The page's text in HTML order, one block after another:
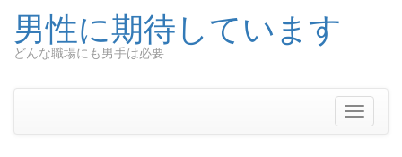
男性に期待しています
どんな職場にも男手は必要
Toggle